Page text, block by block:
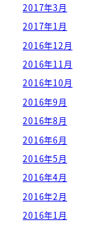
2017年3月
2017年1月
2016年12月
2016年11月
2016年10月
2016年9月
2016年8月
2016年6月
2016年5月
2016年4月
2016年2月
2016年1月